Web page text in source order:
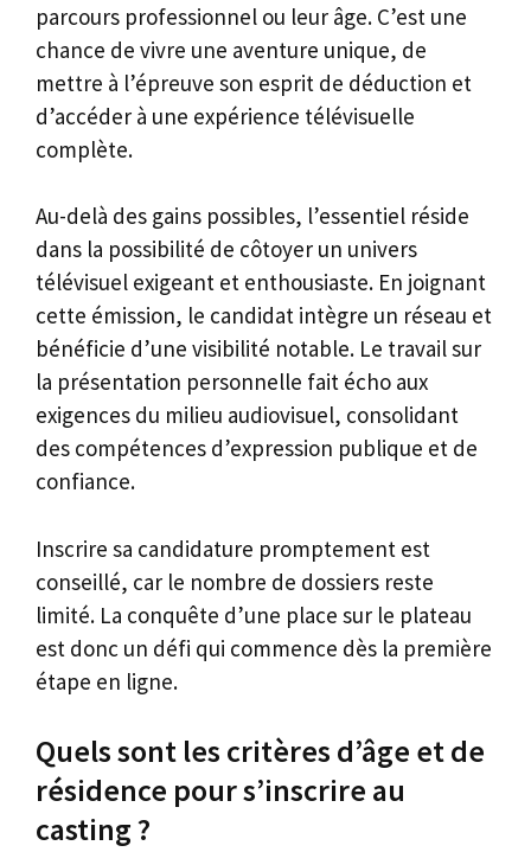
parcours professionnel ou leur âge. C’est une
chance de vivre une aventure unique, de
mettre à l’épreuve son esprit de déduction et
d’accéder à une expérience télévisuelle
complète.
Au-delà des gains possibles, l’essentiel réside
dans la possibilité de côtoyer un univers
télévisuel exigeant et enthousiaste. En joignant
cette émission, le candidat intègre un réseau et
bénéficie d’une visibilité notable. Le travail sur
la présentation personnelle fait écho aux
exigences du milieu audiovisuel, consolidant
des compétences d’expression publique et de
confiance.
Inscrire sa candidature promptement est
conseillé, car le nombre de dossiers reste
limité. La conquête d’une place sur le plateau
est donc un défi qui commence dès la première
étape en ligne.
Quels sont les critères d’âge et de
résidence pour s’inscrire au
casting ?